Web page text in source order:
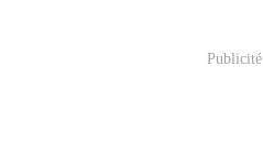
Publicité